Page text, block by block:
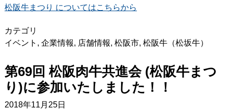
松阪牛まつり についてはこちらから
カテゴリ
イベント , 企業情報, 店舗情報, 松阪市, 松阪牛（松坂牛）
第69回 松阪肉牛共進会 (松阪牛まつ
り)に参加いたしました！！
2018年11月25日